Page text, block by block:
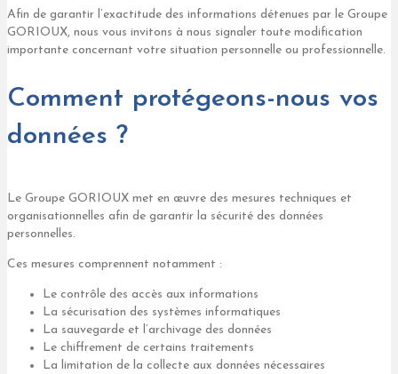
Afin de garantir l’exactitude des informations détenues par le Groupe
GORIOUX, nous vous invitons à nous signaler toute modification
importante concernant votre situation personnelle ou professionnelle.
Comment protégeons-nous vos
données ?
Le Groupe GORIOUX met en œuvre des mesures techniques et
organisationnelles afin de garantir la sécurité des données
personnelles.
Ces mesures comprennent notamment :
Le contrôle des accès aux informations
La sécurisation des systèmes informatiques
La sauvegarde et l’archivage des données
Le chiffrement de certains traitements
La limitation de la collecte aux données nécessaires